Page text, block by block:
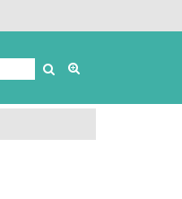
Buscar